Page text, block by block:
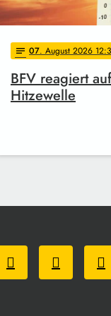
notes 07. August 2026
BFV reagiert auf
Hitzewelle